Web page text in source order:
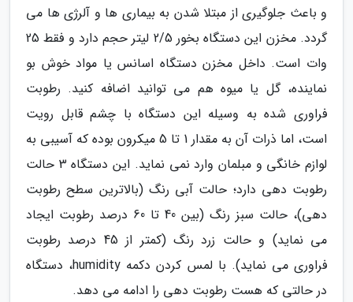
و باعث جلوگیری از مبتلا شدن به بیماری ها و آلرژی ها می
گردد. مخزن این دستگاه بخور 2/5 لیتر حجم دارد و فقط 25
وات است. داخل مخزن دستگاه اسانس یا مواد خوش بو
نماینده، گل یا میوه هم می توانید اضافه کنید. رطوبت
فراوری شده به وسیله این دستگاه با چشم قابل رویت
است، اما ذرات آن به مقدار 1 تا 5 میکرون بوده که آسیبی به
لوازم خانگی و مبلمان وارد نمی نماید. این دستگاه 3 حالت
رطوبت دهی دارد؛ حالت آبی رنگ (بالاترین سطح رطوبت
دهی)، حالت سبز رنگ (بین 40 تا 60 درصد رطوبت ایجاد
می نماید) و حالت زرد رنگ (کمتر از 45 درصد رطوبت
فراوری می نماید). با لمس کردن دکمه humidity، دستگاه
در حالتی که هست رطوبت دهی را ادامه می دهد.